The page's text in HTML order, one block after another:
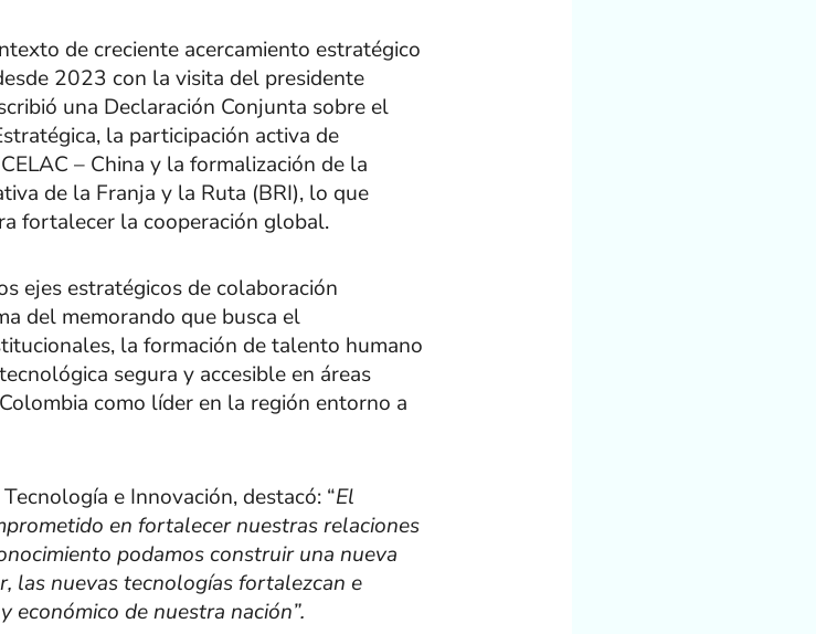
de creciente acercamiento estratégico
2023 con la visita del presidente
una Declaración Conjunta sobre el
la participación activa de
– China y la formalización de la
de la Franja y la Ruta (BRI), lo que
fortalecer la cooperación global.
ejes estratégicos de colaboración
del memorando que busca el
la formación de talento humano
segura y accesible en áreas
como líder en la región entorno a
e Innovación, destacó: “El
en fortalecer nuestras relaciones
podamos construir una nueva
las nuevas tecnologías fortalezcan e
de nuestra nación”.